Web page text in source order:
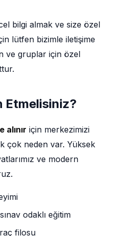
bilgi almak ve size özel
lütfen bizimle iletişime
ve gruplar için özel
Etmelisiniz?
alınır için merkezimizi
çok neden var. Yüksek
ve modern
odaklı eğitim
filosu